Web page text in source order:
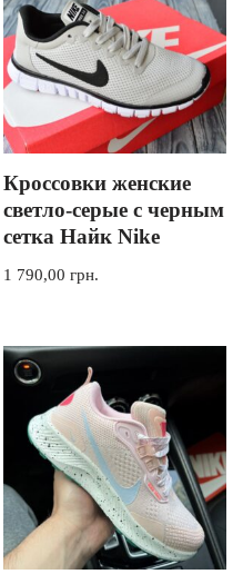
Кроссовки женские
светло-серые с черным
сетка Найк Nike
1 790,00грн.